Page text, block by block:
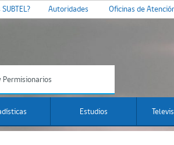
Autoridades Oficinas de
Estudios